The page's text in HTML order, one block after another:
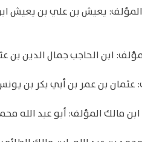
يعيش بن علي بن يعيش